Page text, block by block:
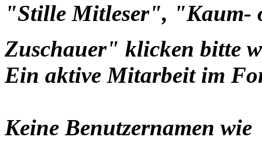
"Stille Mitleser", "Kaum-
Zuschauer" klicken bitte
Ein aktive Mitarbeit im
Keine Benutzernamen